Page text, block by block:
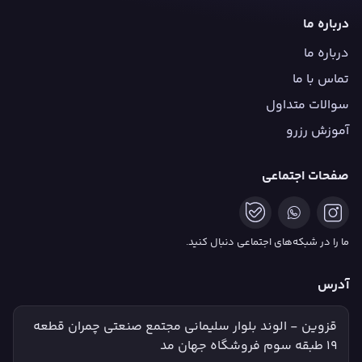
درباره ما
درباره ما
تماس با ما
سوالات متداول
آموزش رزرو
صفحات اجتماعی
ما را در شبکه‌های اجتماعی دنبال کنید.
آدرس
قزوین - الوند بلوار سلیمانی مجتمع صنعتی چمران قطعه
۱۹ طبقه سوم فروشگاه جهان مد